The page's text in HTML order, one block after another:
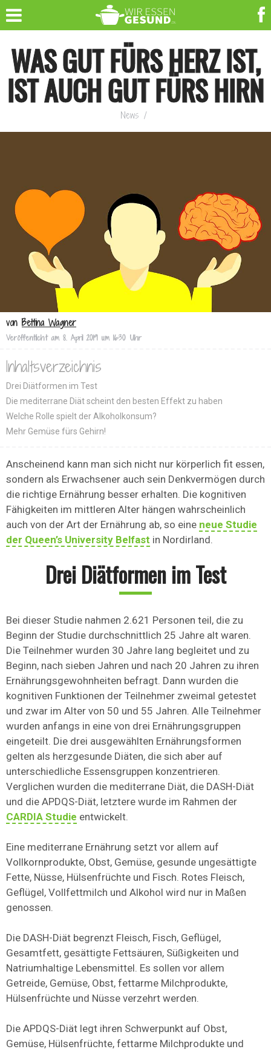
WAS GUT FÜRS HERZ IST,
IST AUCH GUT FÜRS HIRN
News /
von Bettina Wagner
Veröffentlicht am 8. April 2019 um 16:30 Uhr
Inhaltsverzeichnis
Drei Diätformen im Test
Die mediterrane Diät scheint den besten Effekt zu haben
Welche Rolle spielt der Alkoholkonsum?
Mehr Gemüse fürs Gehirn!
Anscheinend kann man sich nicht nur körperlich fit essen,
sondern als Erwachsener auch sein Denkvermögen durch
die richtige Ernährung besser erhalten. Die kognitiven
Fähigkeiten im mittleren Alter hängen wahrscheinlich
auch von der Art der Ernährung ab, so eine neue Studie
der Queen’s University Belfast in Nordirland.
Drei Diätformen im Test
Bei dieser Studie nahmen 2.621 Personen teil, die zu
Beginn der Studie durchschnittlich 25 Jahre alt waren.
Die Teilnehmer wurden 30 Jahre lang begleitet und zu
Beginn, nach sieben Jahren und nach 20 Jahren zu ihren
Ernährungsgewohnheiten befragt. Dann wurden die
kognitiven Funktionen der Teilnehmer zweimal getestet
und zwar im Alter von 50 und 55 Jahren. Alle Teilnehmer
wurden anfangs in eine von drei Ernährungsgruppen
eingeteilt. Die drei ausgewählten Ernährungsformen
gelten als herzgesunde Diäten, die sich aber auf
unterschiedliche Essensgruppen konzentrieren.
Verglichen wurden die mediterrane Diät, die DASH-Diät
und die APDQS-Diät, letztere wurde im Rahmen der
CARDIA Studie entwickelt.
Eine mediterrane Ernährung setzt vor allem auf
Vollkornprodukte, Obst, Gemüse, gesunde ungesättigte
Fette, Nüsse, Hülsenfrüchte und Fisch. Rotes Fleisch,
Geflügel, Vollfettmilch und Alkohol wird nur in Maßen
genossen.
Die DASH-Diät begrenzt Fleisch, Fisch, Geflügel,
Gesamtfett, gesättigte Fettsäuren, Süßigkeiten und
Natriumhaltige Lebensmittel. Es sollen vor allem
Getreide, Gemüse, Obst, fettarme Milchprodukte,
Hülsenfrüchte und Nüsse verzehrt werden.
Die APDQS-Diät legt ihren Schwerpunkt auf Obst,
Gemüse, Hülsenfrüchte, fettarme Milchprodukte und